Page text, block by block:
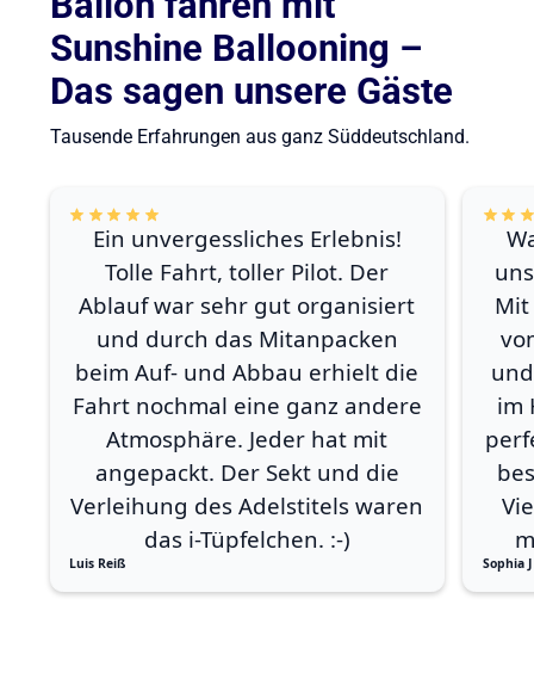
Sunshine Ballooning –
Das sagen unsere Gäste
Tausende Erfahrungen aus ganz Süddeutschland.
Ein unvergessliches Erlebnis!
Tolle Fahrt, toller Pilot. Der
Ablauf war sehr gut organisiert
und durch das Mitanpacken
beim Auf- und Abbau erhielt die
Fahrt nochmal eine ganz andere
Atmosphäre. Jeder hat mit
angepackt. Der Sekt und die
Verleihung des Adelstitels waren
das i-Tüpfelchen. :-)
Luis Reiß
im
Sophia J